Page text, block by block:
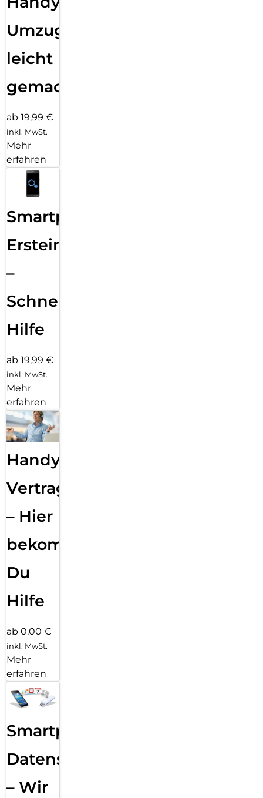
Umzug
leicht
gemacht!
ab 19,99 €
inkl. MwSt.
Mehr
erfahren
Smartphone
Ersteinrichtung
–
Schnelle
Hilfe
ab 19,99 €
inkl. MwSt.
Mehr
erfahren
Handy
Vertragsabwicklung
– Hier
bekommst
Du
Hilfe
ab 0,00 €
inkl. MwSt.
Mehr
erfahren
Smartphone
Datensicherung
– Wir